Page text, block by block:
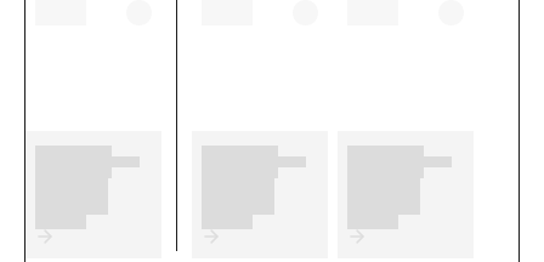
Produktdetaljer
SKU
Qvintus